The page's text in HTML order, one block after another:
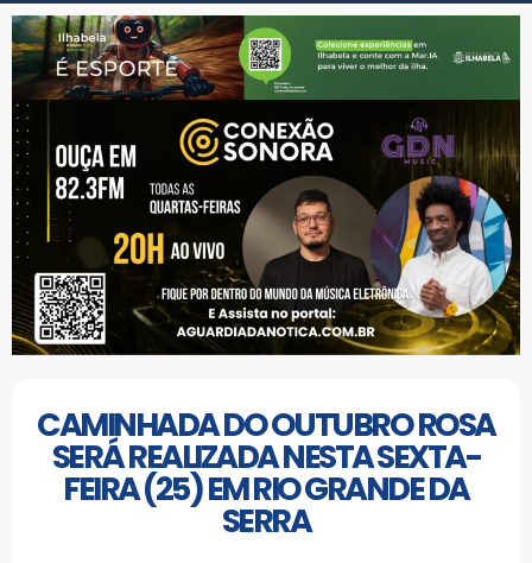
CAMINHADA DO OUTUBRO ROSA
SERÁ REALIZADA NESTA SEXTA-
FEIRA (25) EM RIO GRANDE DA
SERRA